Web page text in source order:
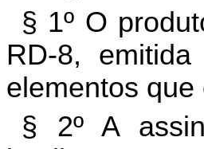
§ 1º O
RD-8,
elementos
§ 2º A